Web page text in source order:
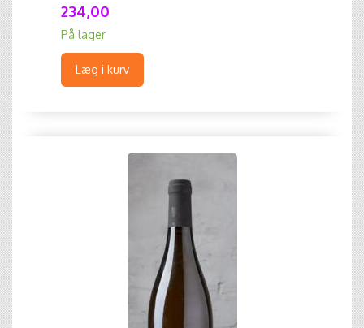
234,00
På lager
Læg i kurv